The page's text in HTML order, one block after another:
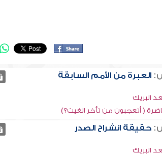
العبرة من الأمم السابقة
البريك
( أتعجبون من تأخر الغيث؟)
حقيقة انشراح الصدر
البريك